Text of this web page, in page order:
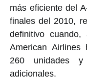
más eficiente del
finales del 2010,
definitivo
American
260 unidades
adicionales.